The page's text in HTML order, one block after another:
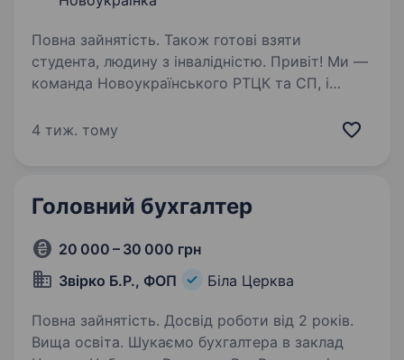
Повна зайнятість. Також готові взяти
студента, людину з інвалідністю. Привіт! Ми —
команда Новоукраїнського РТЦК та СП, і
бухгалтерського обліку, який готовий
4 тиж. тому
Головний бухгалтер
20 000 – 30 000 грн
Звірко Б.Р., ФОП
Біла Церква
Повна зайнятість. Досвід роботи від 2 років.
Вища освіта. Шукаємо бухгалтера в заклад